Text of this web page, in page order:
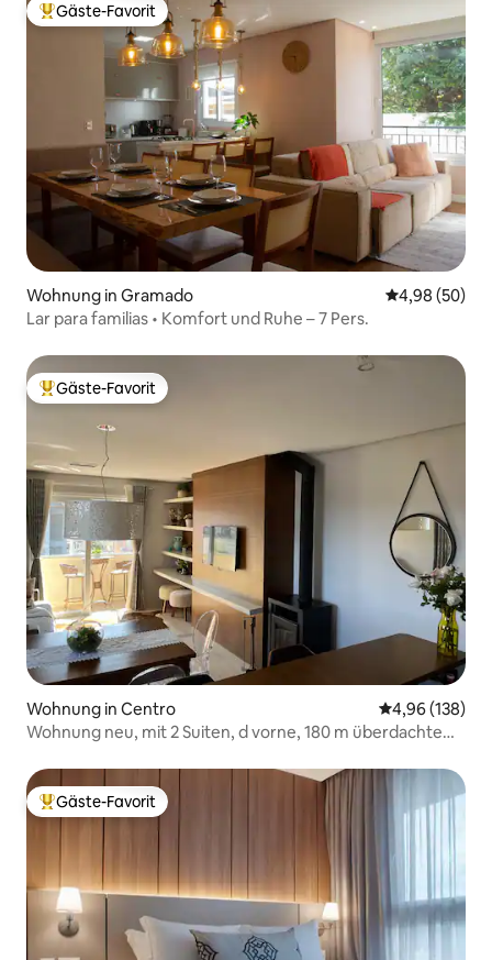
Beliebter Gäste-Favorit.
Gäste-Favorit
Wohnung in Gramado
4,98 (50)
Lar para familias • Komfort und Ruhe – 7 Pers.
Beliebter Gäste-Favorit.
Gäste-Favorit
Wohnung in Centro
4,96 (138)
Wohnung neu, mit 2 Suiten, d vorne, 180 m überdachte
Beliebter Gäste-Favorit.
Gäste-Favorit